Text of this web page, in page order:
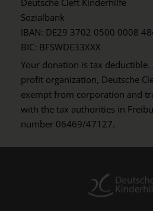
Sozialbank
IBAN: DE29 3702 0500 0008
BIC: BFSWDE33XXX
Your donation is tax deductible.
profit organization, Deutsche
exempt from corporation and
with the tax authorities in
number 06469/47127.